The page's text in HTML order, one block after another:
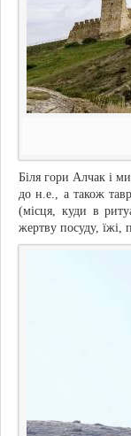
Біля гори Алчак і
до н.е., а також
(місця, куди в
жертву посуду, їжі,